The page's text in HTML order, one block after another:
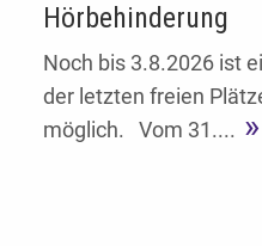
Hörbehinderung
Noch bis 3.8.2026 ist
der letzten freien
möglich. Vom 31....